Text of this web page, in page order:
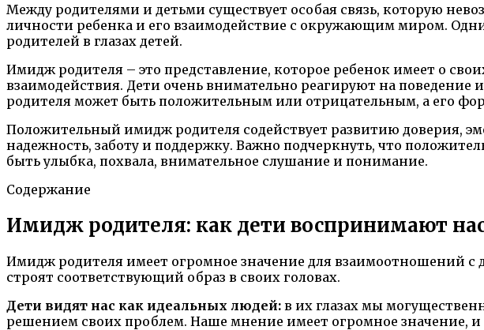
Между родителями и детьми существует особая связь, которую
личности ребенка и его взаимодействие с окружающим миром.
родителей в глазах детей.
Имидж родителя – это представление, которое ребенок имеет о
взаимодействия. Дети очень внимательно реагируют на
родителя может быть положительным или отрицательным, а его
Положительный имидж родителя содействует развитию доверия,
надежность, заботу и поддержку. Важно подчеркнуть, что
быть улыбка, похвала, внимательное слушание и понимание.
Содержание
Имидж родителя: как дети воспринимают
Имидж родителя имеет огромное значение для взаимоотношений
строят соответствующий образ в своих головах.
Дети видят нас как идеальных людей: в их глазах мы
решением своих проблем. Наше мнение имеет огромное значение,